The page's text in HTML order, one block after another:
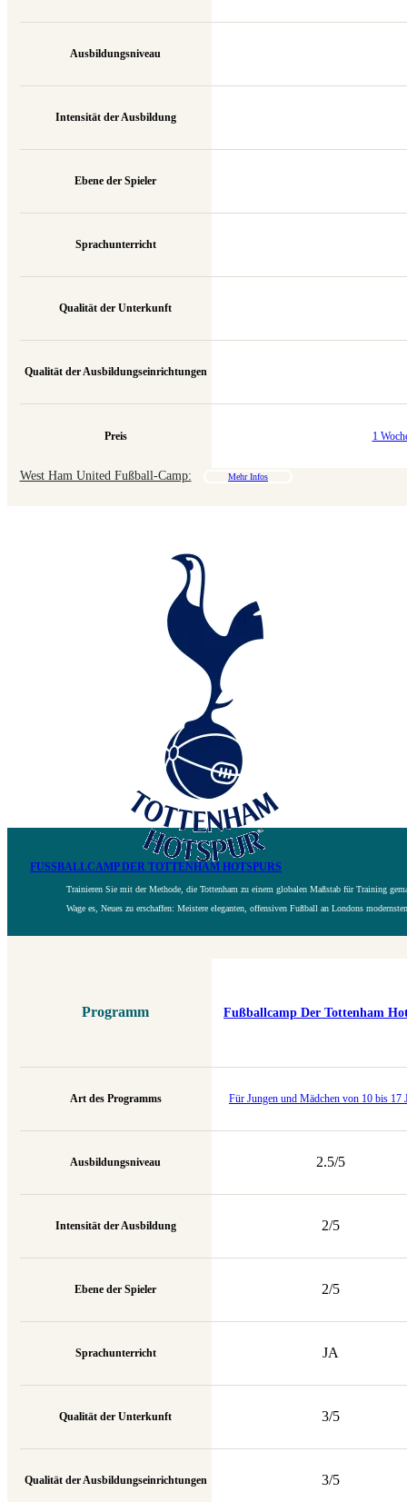
Ausbildungsniveau
Intensität der Ausbildung
Ebene der Spieler
Sprachunterricht
Qualität der Unterkunft
Qualität der Ausbildungseinrichtungen
Preis 1
West Ham United Fußball-Camp: Mehr Infos
FUSSBALLCAMP DER TOTTENHAM HOTSPURS
Trainieren Sie mit der Methode, die Tottenham zu einem globalen Maßstab für Training
Wage es, Neues zu erschaffen: Meistere eleganten, offensiven Fußball an Londons
Programm
Art des Programms
Ausbildungsniveau
Intensität der Ausbildung
Ebene der Spieler
Sprachunterricht
Qualität der Unterkunft
Qualität der Ausbildungseinrichtungen
Fußballcamp Der Tottenham
Für Jungen und Mädchen von 10 bis 17
2.5/5
2/5
2/5
JA
3/5
3/5